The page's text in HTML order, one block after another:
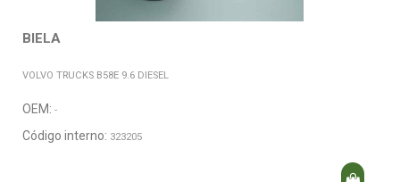
BIELA
VOLVO TRUCKS B58E 9.6 DIESEL
OEM: -
Código interno: 323205